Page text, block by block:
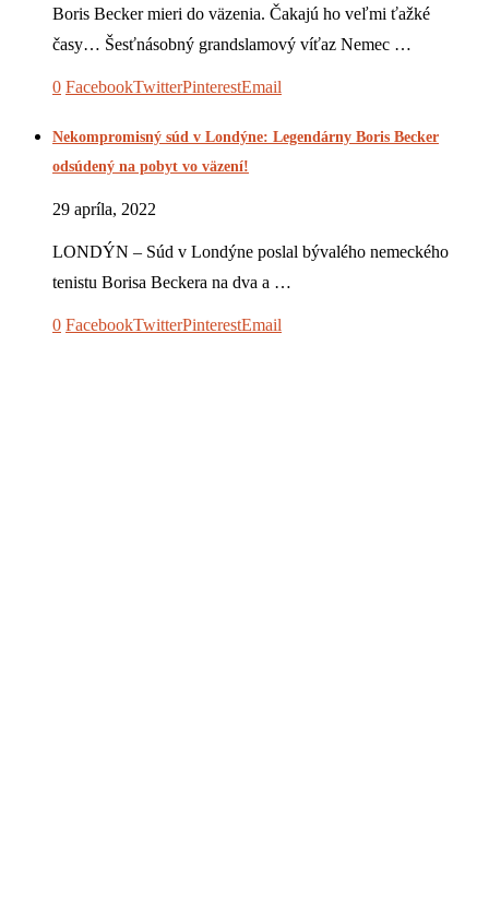
Boris Becker mieri do väzenia. Čakajú ho veľmi ťažké
časy… Šesťnásobný grandslamový víťaz Nemec …
0 FacebookTwitterPinterestEmail
Nekompromisný súd v Londýne: Legendárny Boris Becker
odsúdený na pobyt vo väzení!
29 apríla, 2022
LONDÝN – Súd v Londýne poslal bývalého nemeckého
tenistu Borisa Beckera na dva a …
0 FacebookTwitterPinterestEmail